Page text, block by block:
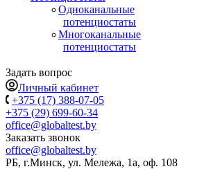
Одноканальные
потенциостаты
Многоканальные
потенциостаты
Задать вопрос
Личный кабинет
+375 (17) 388-07-05
+375 (29) 699-60-34
office@globaltest.by
Заказать звонок
office@globaltest.by
РБ, г.Минск, ул. Мележа, 1а, оф. 108